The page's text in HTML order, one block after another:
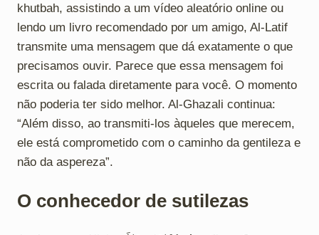
khutbah, assistindo a um vídeo aleatório online ou
lendo um livro recomendado por um amigo, Al-Latif
transmite uma mensagem que dá exatamente o que
precisamos ouvir. Parece que essa mensagem foi
escrita ou falada diretamente para você. O momento
não poderia ter sido melhor. Al-Ghazali continua:
“Além disso, ao transmiti-los àqueles que merecem,
ele está comprometido com o caminho da gentileza e
não da aspereza”.
O conhecedor de sutilezas